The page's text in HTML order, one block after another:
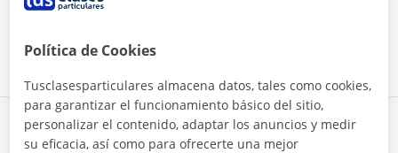
Comparte a este profesor
Política de Cookies
Tusclasesparticulares almacena datos, tales como cookies,
para garantizar el funcionamiento básico del sitio,
personalizar el contenido, adaptar los anuncios y medir
su eficacia, así como para ofrecerte una mejor